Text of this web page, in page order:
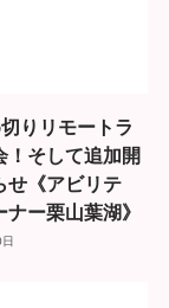
りリモートラ
！そして追加開
せ《アビリテ
ナー栗山葉湖》